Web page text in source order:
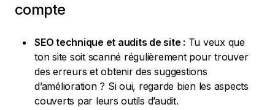
compte
SEO technique et audits de site : Tu veux que
ton site soit scanné régulièrement pour trouver
des erreurs et obtenir des suggestions
d’amélioration ? Si oui, regarde bien les aspects
couverts par leurs outils d’audit.